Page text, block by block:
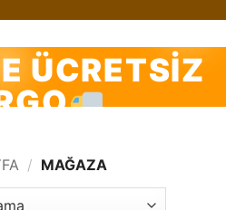
ÜCRETSIZ
/ MAĞAZA